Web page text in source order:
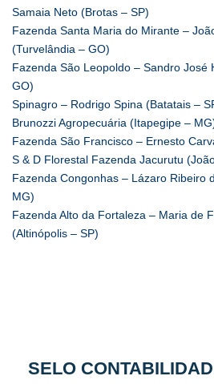
Samaia Neto (Brotas – SP)
Fazenda Santa Maria do Mirante –
(Turvelândia – GO)
Fazenda São Leopoldo – Sandro José
GO)
Spinagro – Rodrigo Spina (Batatais –
Brunozzi Agropecuária (Itapegipe –
Fazenda São Francisco – Ernesto
S & D Florestal Fazenda Jacurutu
Fazenda Congonhas – Lázaro Ribeiro
MG)
Fazenda Alto da Fortaleza – Maria de
(Altinópolis – SP)
SELO